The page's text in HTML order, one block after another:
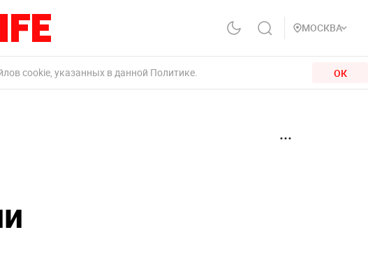
МОСКВА
cookie, указанных в данной Политике. ОК